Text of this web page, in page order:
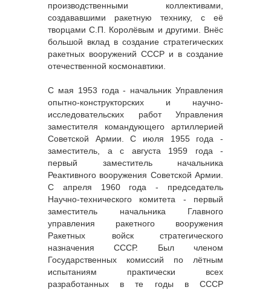
производственными коллективами,
создававшими ракетную технику, с её
творцами С.П. Королёвым и другими. Внёс
большой вклад в создание стратегических
ракетных вооружений СССР и в создание
отечественной космонавтики.
С мая 1953 года - начальник Управления
опытно-конструкторских и научно-
исследовательских работ Управления
заместителя командующего артиллерией
Советской Армии. С июля 1955 года -
заместитель, а с августа 1959 года -
первый заместитель начальника
Реактивного вооружения Советской Армии.
С апреля 1960 года - председатель
Научно-технического комитета - первый
заместитель начальника Главного
управления ракетного вооружения
Ракетных войск стратегического
назначения СССР. Был членом
Государственных комиссий по лётным
испытаниям практически всех
разработанных в те годы в СССР